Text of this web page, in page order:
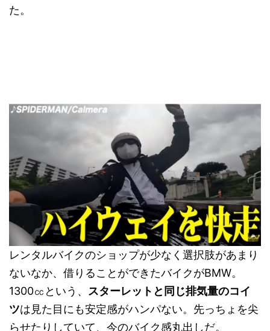
た。
レンタルバイクのショップが少なく選択肢があまり
ないなか、借りることができたバイクがBMW。
1300㏄という、 スターレットと同じ排気量のコイ
ツは見た目にも安定感がハンパない。先っちょを尖
らせたりしていて、今のバイク感丸出しだ。